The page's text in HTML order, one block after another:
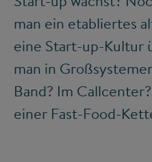
man ein etabliertes
eine Start-up-Kultur
man in
Band? Im
einer Fast-Food-